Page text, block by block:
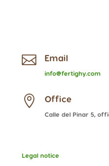
 Email
info@fertighy.com
 Office
Calle del Pinar 5,
Legal notice